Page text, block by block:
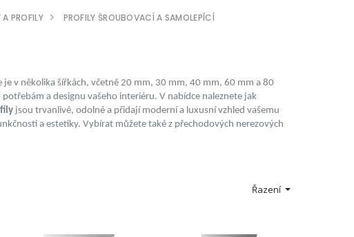
PROFILY
PROFILY ŠROUBOVACÍ A SAMOLEPÍCÍ
v několika šířkách, včetně 20 mm, 30 mm, 40 mm, 60 mm a 80
a designu vašeho interiéru. V nabídce naleznete jak
jsou trvanlivé, odolné a přidají moderní a luxusní vzhled vašemu
a estetiky. Vybírat můžete také z přechodových nerezových
Řazení